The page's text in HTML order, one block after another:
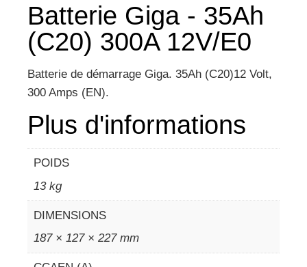
Batterie Giga - 35Ah
(C20) 300A 12V/E0
Batterie de démarrage Giga. 35Ah (C20)12 Volt,
300 Amps (EN).
Plus d'informations
POIDS
13 kg
DIMENSIONS
187 × 127 × 227 mm